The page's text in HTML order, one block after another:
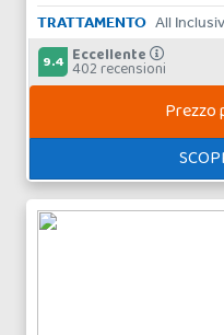
TRATTAMENTO All
9.4 Eccellente
402 recensioni
Prezzo